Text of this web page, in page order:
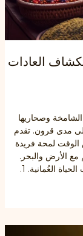
العادات
وصحاريها
مدى قرون. تقدم
الوقت لمحة فريدة
الأرض والبحر.
العُمانية. 1.